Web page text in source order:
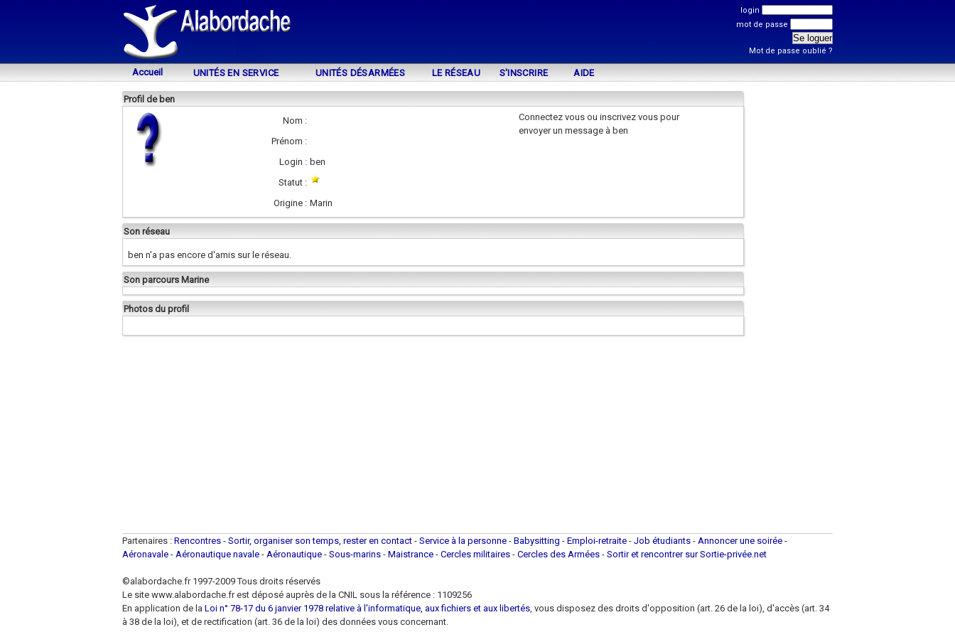
login
mot de passe
Mot de passe oublié ?
Accueil UNITÉS EN SERVICE UNITÉS DÉSARMÉES LE RÉSEAU S'INSCRIRE AIDE
Profil de ben
Nom :
Prénom :
Login : ben
Statut :
Origine : Marin
Connectez vous ou inscrivez vous pour
envoyer un message à ben
Son réseau
ben n'a pas encore d'amis sur le réseau.
Son parcours Marine
Photos du profil
Partenaires : Rencontres - Sortir, organiser son temps, rester en contact - Service à la personne - Babysitting - Emploi-retraite - Job étudiants - Annoncer une soirée -
Aéronavale - Aéronautique navale - Aéronautique - Sous-marins - Maistrance - Cercles militaires - Cercles des Armées - Sortir et rencontrer sur Sortie-privée.net
©alabordache.fr 1997-2009 Tous droits réservés
Le site www.alabordache.fr est déposé auprès de la CNIL sous la référence : 1109256
En application de la Loi n° 78-17 du 6 janvier 1978 relative à l'informatique, aux fichiers et aux libertés, vous disposez des droits d'opposition (art. 26 de la loi), d'accès (art. 34
à 38 de la loi), et de rectification (art. 36 de la loi) des données vous concernant.